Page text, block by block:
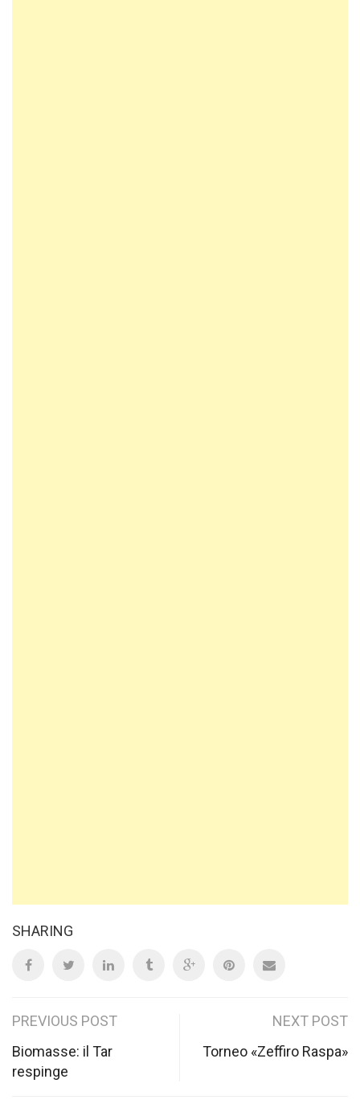
SHARING
Post
navigation
PREVIOUS POST
Biomasse: il Tar
respinge
NEXT POST
Torneo «Zeffiro Raspa»